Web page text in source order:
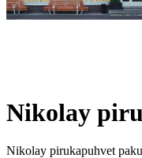
Nikolay
Nikolay pirukapuhvet